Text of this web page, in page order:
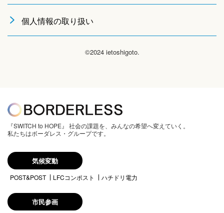
個人情報の取り扱い
©2024 ietoshigoto.
『SWITCH to HOPE』 社会の課題を、みんなの希望へ変えていく。
私たちはボーダレス・グループです。
気候変動
POST&POST LFCコンポスト ハチドリ電力
市民参画